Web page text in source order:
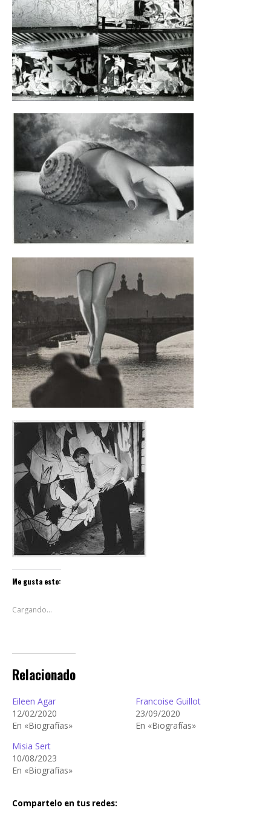
Me gusta esto:
Cargando...
Relacionado
Eileen Agar
12/02/2020
En «Biografías»
Francoise Guillot
23/09/2020
En «Biografías»
Misia Sert
10/08/2023
En «Biografías»
Compartelo en tus redes: